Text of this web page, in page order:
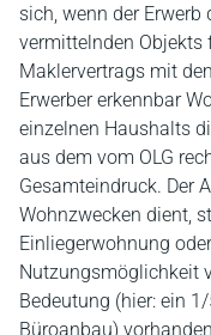
sich, wenn der
vermittelnden Objekts
Maklervertrags mit
Erwerber erkennbar
einzelnen Haushalts
aus dem vom OLG
Gesamteindruck. Der
Wohnzwecken dient,
Einliegerwohnung
Nutzungsmöglichkeit
Bedeutung (hier: ein
Büroanbau)